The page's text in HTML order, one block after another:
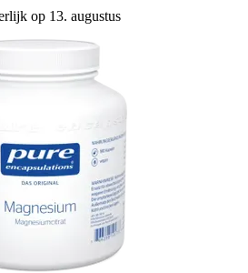
op 13. augustus